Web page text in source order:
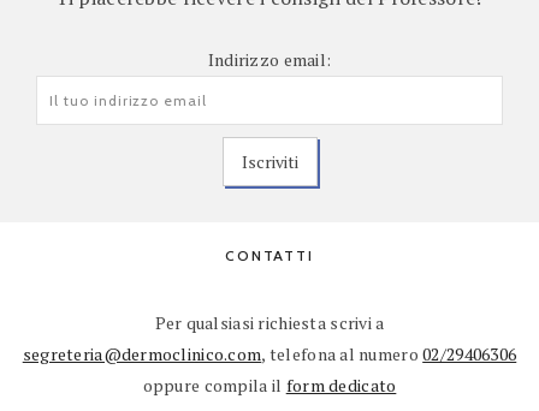
Indirizzo email:
CONTATTI
Per qualsiasi richiesta scrivi a
segreteria@dermoclinico.com, telefona al numero02/29406306
oppure compila il form dedicato